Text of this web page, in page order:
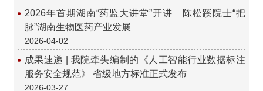
2026年首期湖南“药监大讲堂”开讲 陈松蹊院士“把
脉”湖南生物医药产业发展
2026-04-02
成果速递 | 我院牵头编制的《人工智能行业数据标注
服务安全规范》 省级地方标准正式发布
2026-03-27